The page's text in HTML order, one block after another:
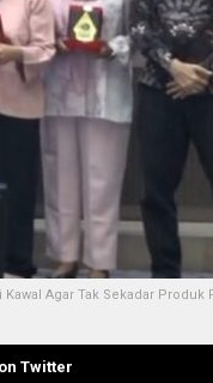
Agar Tak Sekadar
Twitter